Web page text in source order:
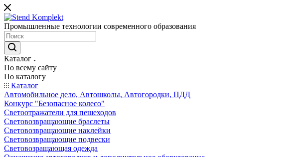
Промышленные технологии современного образования
Каталог
По всему сайту
По каталогу
Каталог
Автомобильное дело, Автошколы, Автогородки, ПДД
Конкурс "Безопасное колесо"
Светоотражатели для пешеходов
Световозвращающие браслеты
Световозвращающие наклейки
Световозвращающие подвески
Световозращающая одежда